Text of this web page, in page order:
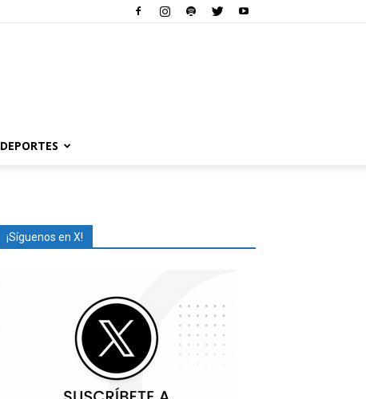
DEPORTES
¡Síguenos en X!